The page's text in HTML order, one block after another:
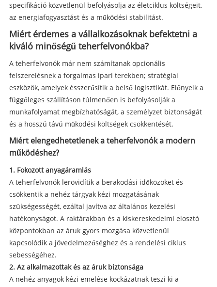
specifikáció közvetlenül befolyásolja az életciklus költségeit,
az energiafogyasztást és a működési stabilitást.
Miért érdemes a vállalkozásoknak befektetni a
kiváló minőségű teherfelvonókba?
A teherfelvonók már nem számítanak opcionális
felszerelésnek a forgalmas ipari terekben; stratégiai
eszközök, amelyek ésszerűsítik a belső logisztikát. Előnyeik a
függőleges szállításon túlmenően is befolyásolják a
munkafolyamat megbízhatóságát, a személyzet biztonságát
és a hosszú távú működési költségek csökkentését.
Miért elengedhetetlenek a teherfelvonók a modern
működéshez?
1. Fokozott anyagáramlás
A teherfelvonók lerövidítik a berakodási időközöket és
csökkentik a nehéz tárgyak kézi mozgatásának
szükségességét, ezáltal javítva az általános kezelési
hatékonyságot. A raktárakban és a kiskereskedelmi elosztó
központokban az áruk gyors mozgása közvetlenül
kapcsolódik a jövedelmezőséghez és a rendelési ciklus
sebességéhez.
2. Az alkalmazottak és az áruk biztonsága
A nehéz anyagok kézi emelése kockázatnak teszi ki a